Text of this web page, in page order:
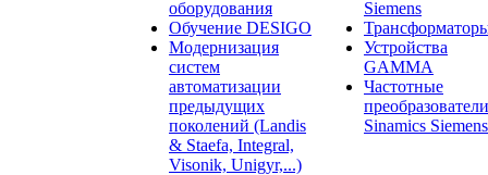
оборудования
Обучение DESIGO
Модернизация
систем
автоматизации
предыдущих
поколений (Landis
& Staefa, Integral,
Visonik, Unigyr,...)
Siemens
Устройства
GAMMA
Частотные
преобразователи
Sinamics Siemens